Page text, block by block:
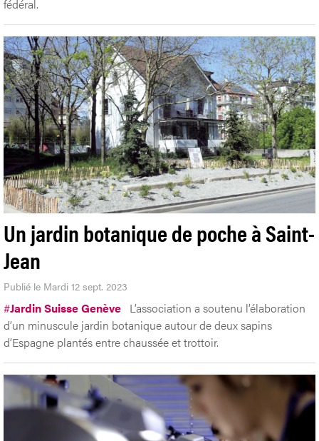
fédéral.
Un jardin botanique de poche à Saint-
Jean
Publié le Mardi 12 sept. 2023
#Jardin Suisse Genève L’association a soutenu l’élaboration
d’un minuscule jardin botanique autour de deux sapins
d’Espagne plantés entre chaussée et trottoir.